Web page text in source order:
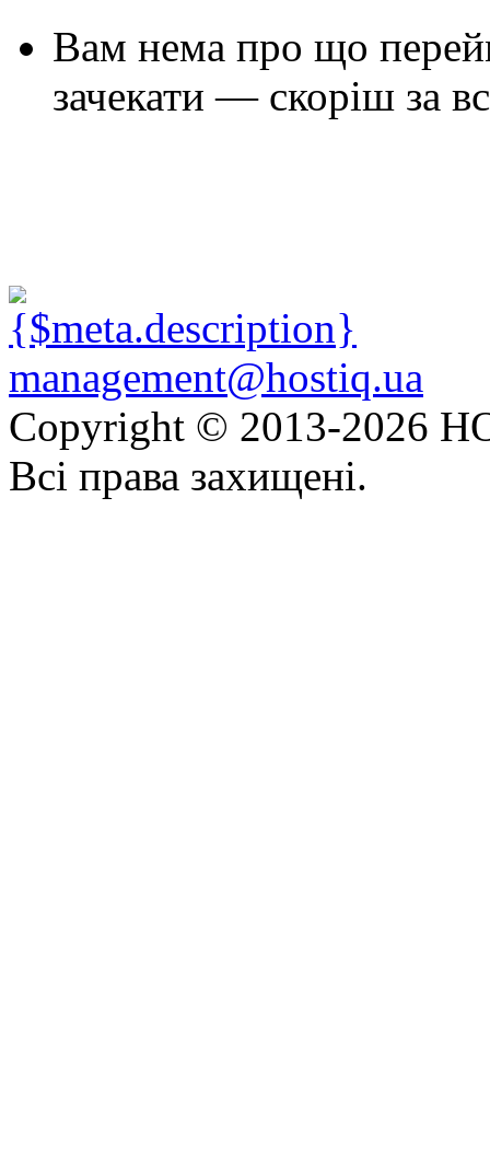
Вам нема про що
зачекати — скоріш за
management@hostiq.ua
Copyright © 2013-2026
Всі права захищені.